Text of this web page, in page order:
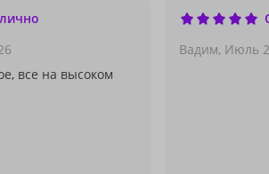
все на высоком
Вадим, Июль